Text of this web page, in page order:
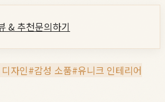
& 추천문의하기
자인#감성 소품#유니크 인테리어